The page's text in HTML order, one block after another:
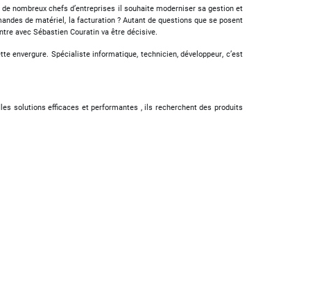
nombreux chefs d’entreprises il souhaite moderniser sa gestion et
de matériel, la facturation ? Autant de questions que se posent
avec Sébastien Couratin va être décisive.
envergure. Spécialiste informatique, technicien, développeur, c’est
solutions efficaces et performantes , ils recherchent des produits